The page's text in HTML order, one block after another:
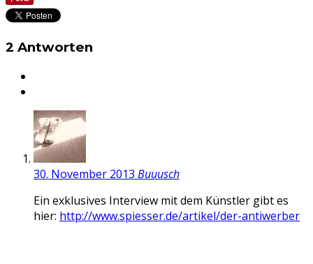
2 Antworten
30. November 2013 Buuusch
Ein exklusives Interview mit dem Künstler gibt es
hier: http://www.spiesser.de/artikel/der-antiwerber